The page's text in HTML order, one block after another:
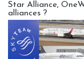
Star Alliance,
alliances ?